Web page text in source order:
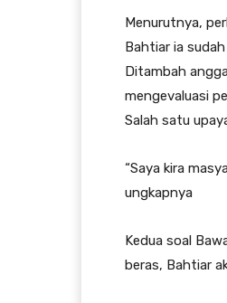
Menurutnya,
Bahtiar ia
Ditambah
mengevaluasi
Salah satu
“Saya kira
ungkapnya
Kedua soal
beras, Bahtiar